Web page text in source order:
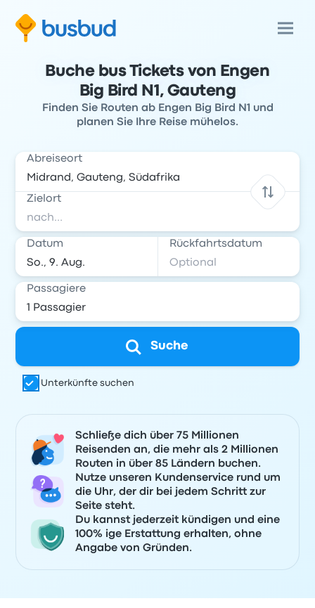
Buche bus Tickets von Engen
Big Bird N1, Gauteng
Finden Sie Routen ab Engen Big Bird N1 und
planen Sie Ihre Reise mühelos.
Abreiseort
Zielort
Datum Rückfahrtsdatum
Passagiere
Suche
Unterkünfte suchen
Schließe dich über 75 Millionen
Reisenden an, die mehr als 2 Millionen
Routen in über 85 Ländern buchen.
Nutze unseren Kundenservice rund um
die Uhr, der dir bei jedem Schritt zur
Seite steht.
Du kannst jederzeit kündigen und eine
100% ige Erstattung erhalten, ohne
Angabe von Gründen.